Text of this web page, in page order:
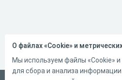
О файлах «Cookie» и
Мы используем файлы «Cookie»
для сбора и анализа